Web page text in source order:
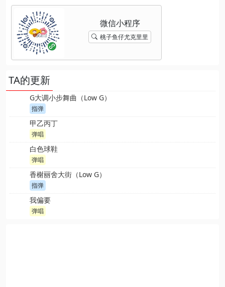
桃子鱼仔尤克里里
TA的更新
G大调小步舞曲（Low G）
指弹
甲乙丙丁
弹唱
白色球鞋
弹唱
香榭丽舍大街（Low G）
指弹
我偏要
弹唱